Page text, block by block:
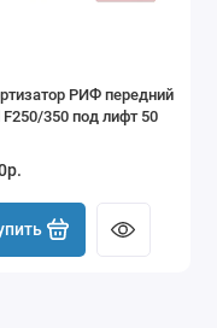
РИФ передний
F250/350 под лифт 50